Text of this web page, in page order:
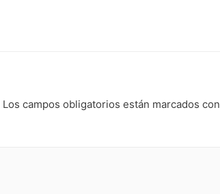
Los campos obligatorios están marcados con